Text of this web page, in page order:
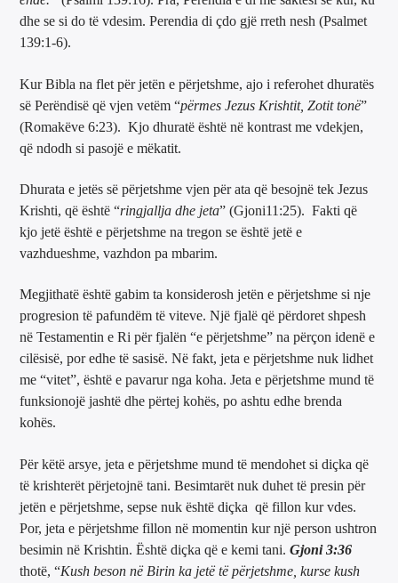
dhe se si do të vdesim. Perendia di çdo gjë rreth nesh (Psalmet
139:1-6).
Kur Bibla na flet për jetën e përjetshme, ajo i referohet dhuratës
së Perëndisë që vjen vetëm “përmes Jezus Krishtit, Zotit tonë”
(Romakëve 6:23). Kjo dhuratë është në kontrast me vdekjen,
që ndodh si pasojë e mëkatit.
Dhurata e jetës së përjetshme vjen për ata që besojnë tek Jezus
Krishti, që është “ringjallja dhe jeta” (Gjoni11:25). Fakti që
kjo jetë është e përjetshme na tregon se është jetë e
vazhdueshme, vazhdon pa mbarim.
Megjithatë është gabim ta konsiderosh jetën e përjetshme si nje
progresion të pafundëm të viteve. Një fjalë që përdoret shpesh
në Testamentin e Ri për fjalën “e përjetshme” na përçon idenë e
cilësisë, por edhe të sasisë. Në fakt, jeta e përjetshme nuk lidhet
me “vitet”, është e pavarur nga koha. Jeta e përjetshme mund të
funksionojë jashtë dhe përtej kohës, po ashtu edhe brenda
kohës.
Për këtë arsye, jeta e përjetshme mund të mendohet si diçka që
të krishterët përjetojnë tani. Besimtarët nuk duhet të presin për
jetën e përjetshme, sepse nuk është diçka që fillon kur vdes.
Por, jeta e përjetshme fillon në momentin kur një person ushtron
besimin në Krishtin. Është diçka që e kemi tani.Gjoni 3:36
thotë, “Kush beson në Birin ka jetë të përjetshme, kurse kush